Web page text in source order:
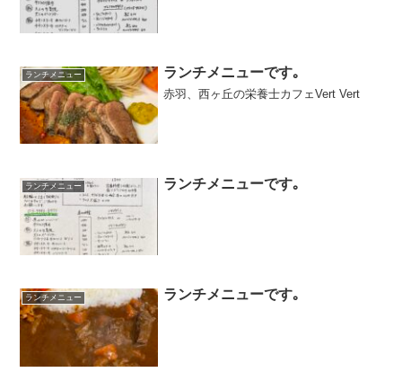
ランチメニュー ランチメニューです｡
赤羽、西ヶ丘の栄養士カフェVert Vert
ランチメニュー ランチメニューです｡
ランチメニュー ランチメニューです｡